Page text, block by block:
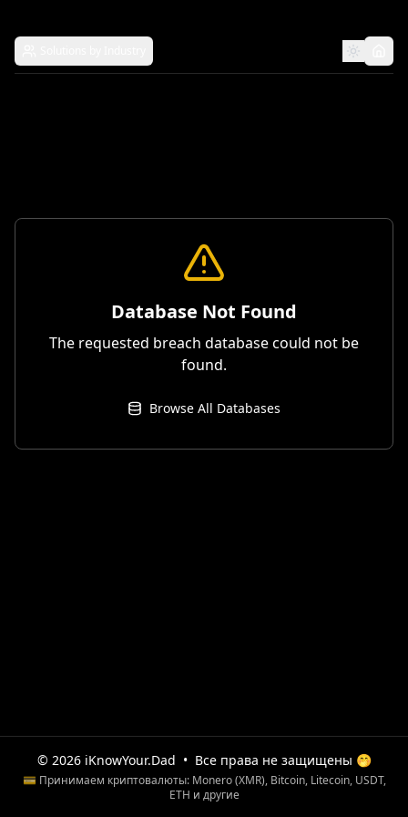
Database Not Found
The requested breach database could not be
found.
Browse All Databases
© 2026 iKnowYour.Dad • Все права не защищены 🤭
💳 Принимаем криптовалюты: Monero (XMR), Bitcoin, Litecoin, USDT,
ETH и другие